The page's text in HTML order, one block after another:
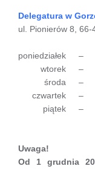
Delegatura w
ul. Pionierów 8, 66-
poniedziałek –
wtorek
–
środa
–
czwartek
–
piątek
–
Uwaga!
Od 1 grudnia